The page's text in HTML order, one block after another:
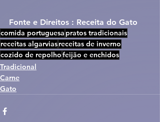
Fonte e Direitos : Receita do Gato
comida portuguesa pratos tradicionais
receitas algarviasreceitas de inverno
cozido de repolhofeijão e enchidos
Tradicional
Carne
Gato